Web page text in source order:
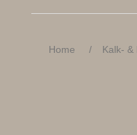
Home / Kalk- &